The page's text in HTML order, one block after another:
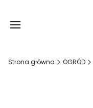
Strona główna OGRÓD